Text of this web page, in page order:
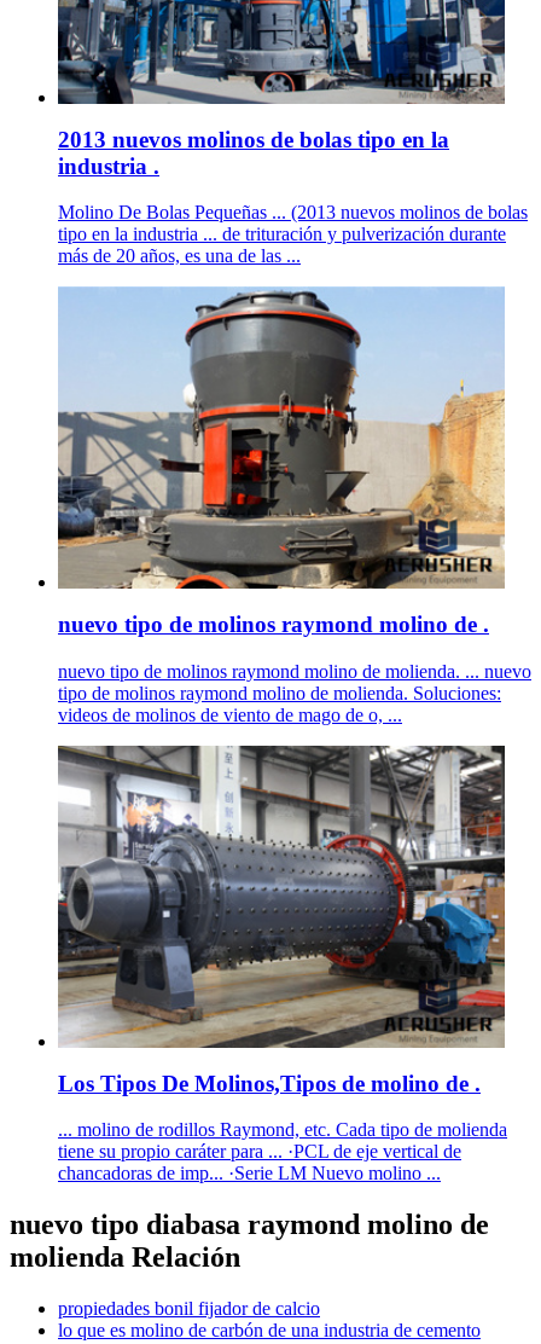
2013 nuevos molinos de bolas tipo en la
industria .
Molino De Bolas Pequeñas ... (2013 nuevos molinos de bolas
tipo en la industria ... de trituración y pulverización durante
más de 20 años, es una de las ...
nuevo tipo de molinos raymond molino de .
nuevo tipo de molinos raymond molino de molienda. ... nuevo
tipo de molinos raymond molino de molienda. Soluciones:
videos de molinos de viento de mago de o, ...
Los Tipos De Molinos,Tipos de molino de .
... molino de rodillos Raymond, etc. Cada tipo de molienda
tiene su propio caráter para ... ·PCL de eje vertical de
chancadoras de imp... ·Serie LM Nuevo molino ...
nuevo tipo diabasa raymond molino de
molienda Relación
propiedades bonil fijador de calcio
lo que es molino de carbón de una industria de cemento